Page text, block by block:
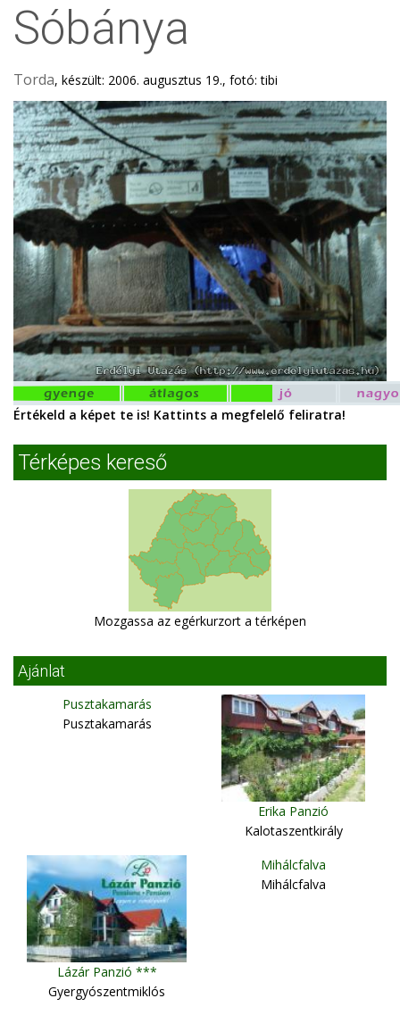
Sóbánya
Torda, készült: 2006. augusztus 19., fotó: tibi
Értékeld a képet te is! Kattints a megfelelő feliratra!
Térképes kereső
Mozgassa az egérkurzort a térképen
Ajánlat
Pusztakamarás
Pusztakamarás
Erika Panzió
Kalotaszentkirály
Lázár Panzió ***
Gyergyószentmiklós
Mihálcfalva
Mihálcfalva